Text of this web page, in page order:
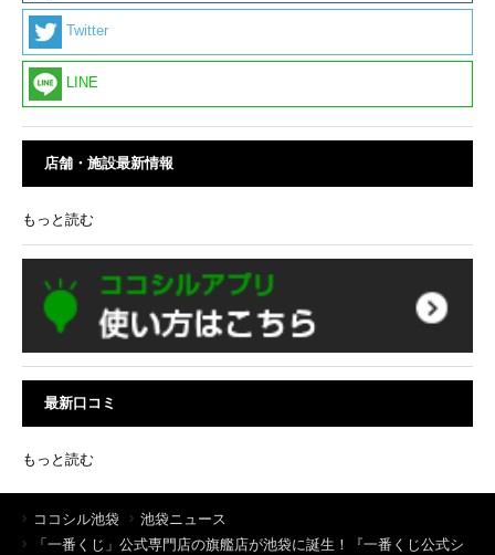
Twitter
LINE
店舗・施設最新情報
もっと読む
最新口コミ
もっと読む
ココシル池袋
池袋ニュース
「一番くじ」公式専門店の旗艦店が池袋に誕生！『一番くじ公式シ